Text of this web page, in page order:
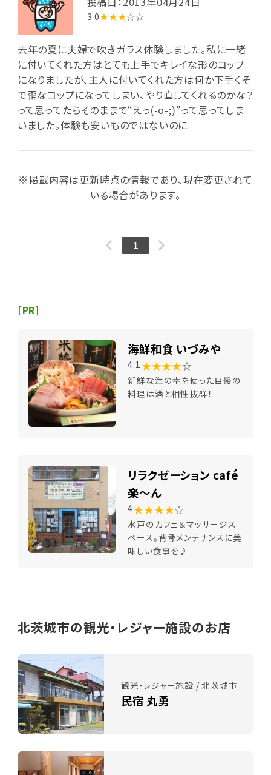
3.0★★★☆☆
去年の夏に夫婦で吹きガラス体験しました。私に一緒
に付いてくれた方はとても上手でキレイな形のコップ
になりましたが、主人に付いてくれた方は何か下手くそ
で歪なコップになってしまい、やり直してくれるのかな？
って思ってたらそのままで“えっ(-o-;)”って思ってしま
いました。体験も安いものではないのに
※掲載内容は更新時点の情報であり、現在変更されて
いる場合があります。
1
[PR]
海鮮和食 いづみや
4.1 ★★★★☆
新鮮な海の幸を使った自慢の
料理は酒と相性抜群！
リラクゼーション café
楽～ん
4★★★★☆
水戸のカフェ＆マッサージス
ペース。背骨メンテナンスに美
味しい食事を♪
北茨城市の観光・レジャー施設のお店
観光・レジャー施設 / 北茨城市
民宿 丸勇